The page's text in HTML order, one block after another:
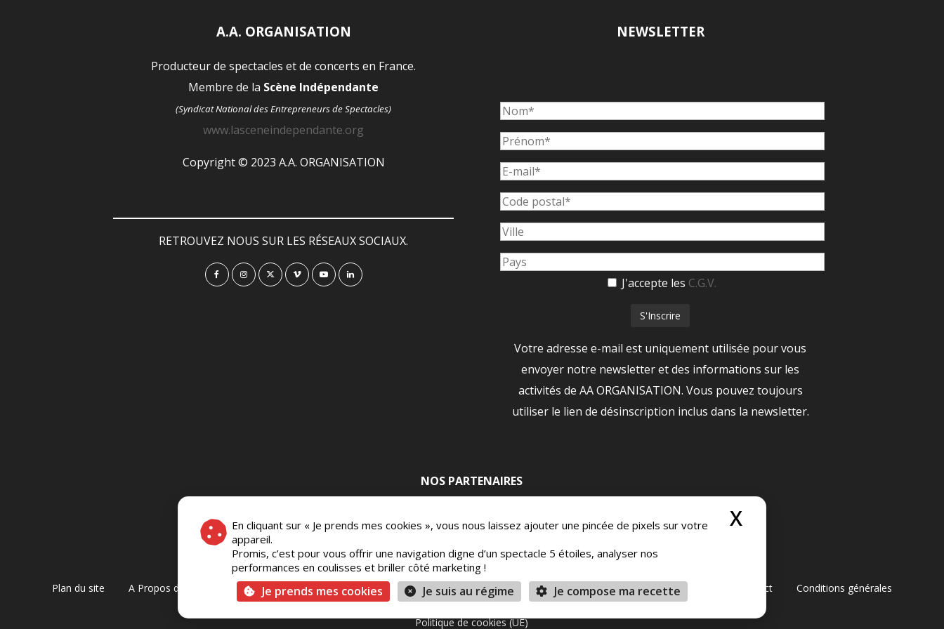
En cliquant sur « Je prends mes cookies », vous nous laissez ajouter une pincée de pixels sur votre
appareil.
Promis, c’est pour vous offrir une navigation digne d’un spectacle 5 étoiles, analyser nos
performances en coulisses et briller côté marketing !
Je prends mes cookies Je suis au régime Je compose ma recette
X
A.A. ORGANISATION
Producteur de spectacles et de concerts en France.
Membre de la Scène Indépendante
(Syndicat National des Entrepreneurs de Spectacles)
www.lasceneindependante.org
Copyright © 2023 A.A. ORGANISATION
RETROUVEZ NOUS SUR LES RÉSEAUX SOCIAUX.
NEWSLETTER
J'accepte les C.G.V.
Votre adresse e-mail est uniquement utilisée pour vous
envoyer notre newsletter et des informations sur les
activités de AA ORGANISATION. Vous pouvez toujours
utiliser le lien de désinscription inclus dans la newsletter.
NOS PARTENAIRES
Plan du site A Propos de Nous Foire Aux Questions Mentions légales Vie Privée Conditions générales de vente Contact Conditions générales
Politique de cookies (UE)